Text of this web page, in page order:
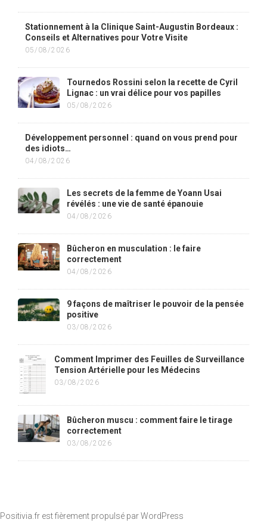
Stationnement à la Clinique Saint-Augustin Bordeaux :
Conseils et Alternatives pour Votre Visite
05/08/2026
Tournedos Rossini selon la recette de Cyril
Lignac : un vrai délice pour vos papilles
05/08/2026
Développement personnel : quand on vous prend pour
des idiots…
04/08/2026
Les secrets de la femme de Yoann Usai
révélés : une vie de santé épanouie
04/08/2026
Bûcheron en musculation : le faire
correctement
04/08/2026
9 façons de maîtriser le pouvoir de la pensée
positive
03/08/2026
Comment Imprimer des Feuilles de Surveillance
Tension Artérielle pour les Médecins
03/08/2026
Bûcheron muscu : comment faire le tirage
correctement
03/08/2026
Positivia.fr est fièrement propulsé parWordPress